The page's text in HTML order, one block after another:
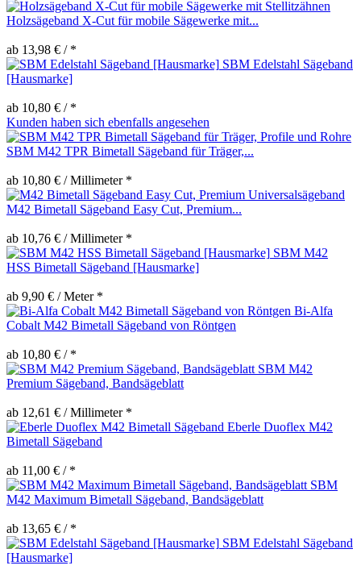
Holzsägeband X-Cut für mobile Sägewerke mit...
ab 13,98 € / *
SBM Edelstahl Sägeband
[Hausmarke]
ab 10,80 € / *
Kunden haben sich ebenfalls angesehen
SBM M42 TPR Bimetall Sägeband für Träger,...
ab 10,80 € / Millimeter *
M42 Bimetall Sägeband Easy Cut, Premium...
ab 10,76 € / Millimeter *
SBM M42
HSS Bimetall Sägeband [Hausmarke]
ab 9,90 € / Meter *
Bi-Alfa
Cobalt M42 Bimetall Sägeband von Röntgen
ab 10,80 € / *
SBM M42
Premium Sägeband, Bandsägeblatt
ab 12,61 € / Millimeter *
Eberle Duoflex M42
Bimetall Sägeband
ab 11,00 € / *
SBM
M42 Maximum Bimetall Sägeband, Bandsägeblatt
ab 13,65 € / *
SBM Edelstahl Sägeband
[Hausmarke]